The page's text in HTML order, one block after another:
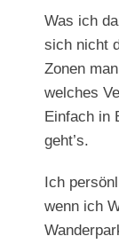
Was ich
sich nicht
Zonen
welches
Einfach in
geht’s.
Ich
wenn ich